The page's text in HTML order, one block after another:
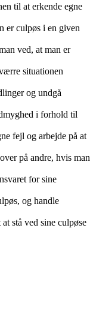
til at erkende egne
er culpøs i en given
ved, at man er
situationen
og undgå
i forhold til
fejl og arbejde på at
på andre, hvis man
for sine
og handle
stå ved sine culpøse